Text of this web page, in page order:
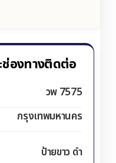
องทางติดต่อ
วพ 7575
กรุงเทพมหานคร
ป้ายขาว ดำ